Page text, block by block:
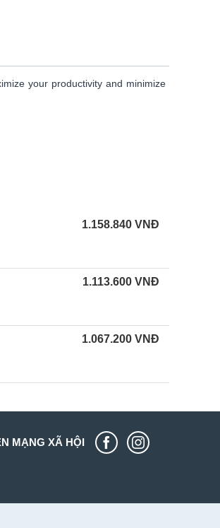
your productivity and minimize
1.158.840 VNĐ
1.113.600 VNĐ
1.067.200 VNĐ
MẠNG XÃ HỘI